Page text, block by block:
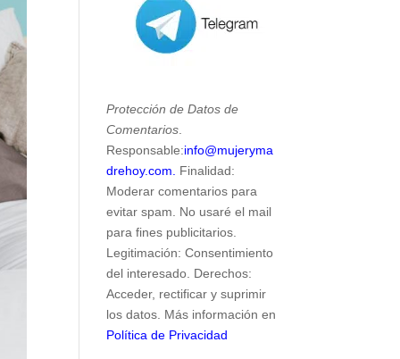
Protección de Datos de
Comentarios
Responsable:info@mujeryma
drehoy.com.
Finalidad:
Moderar comentarios para
evitar spam. No usaré el mail
para fines publicitarios.
Legitimación: Consentimiento
del interesado. Derechos:
Acceder, rectificar y suprimir
los datos. Más información en
Política de Privacidad